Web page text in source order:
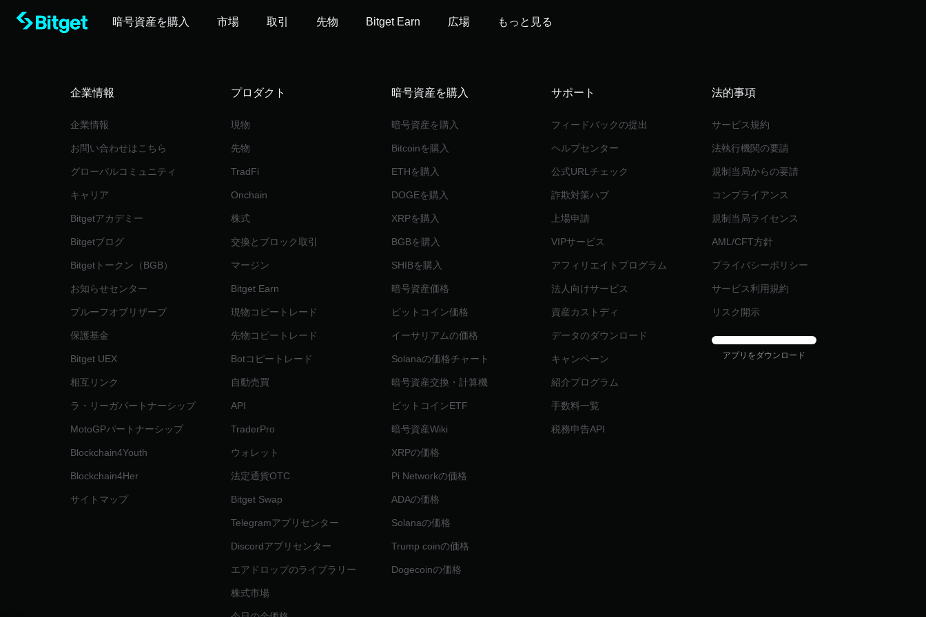
暗号資産を購入 市場 取引 先物 Bitget Earn 広場 もっと見る
企業情報
企業情報
‌お問い合わせはこちら
グローバルコミュニティ
キャリア
Bitgetアカデミー
Bitgetブログ
Bitgetトークン（BGB）
お知らせセンター
プルーフオブリザーブ
保護基金
Bitget UEX
相互リンク
ラ・リーガパートナーシップ
MotoGPパートナーシップ
Blockchain4Youth
Blockchain4Her
サイトマップ
‌プロダクト
現物
先物
TradFi
Onchain
株式
交換とブロック取引
マージン
Bitget Earn
現物コピートレード
先物コピートレード
Botコピートレード
自動売買
API
TraderPro
ウォレット
法定通貨OTC
Bitget Swap
Telegramアプリセンター
Discordアプリセンター
エアドロップのライブラリー
株式市場
暗号資産を購入
暗号資産を購入
Bitcoinを購入
ETHを購入
DOGEを購入
XRPを購入
BGBを購入
SHIBを購入
暗号資産価格
ビットコイン価格
イーサリアムの価格
Solanaの価格チャート
暗号資産交換・計算機
ビットコインETF
暗号資産Wiki
XRPの価格
Pi Networkの価格
ADAの価格
Solanaの価格
Trump coinの価格
Dogecoinの価格
サポート
フィードバックの提出
ヘルプセンター
公式URLチェック
詐欺対策ハブ
上場申請
VIPサービス
アフィリエイトプログラム
法人向けサービス
資産カストディ
データのダウンロード
キャンペーン
紹介プログラム
手数料一覧
税務申告API
法的事項
サービス規約
法執行機関の要請
規制当局からの要請
コンプライアンス
規制当局ライセンス
AML/CFT方針
プライバシーポリシー
サービス利用規約
リスク開示
アプリをダウンロード